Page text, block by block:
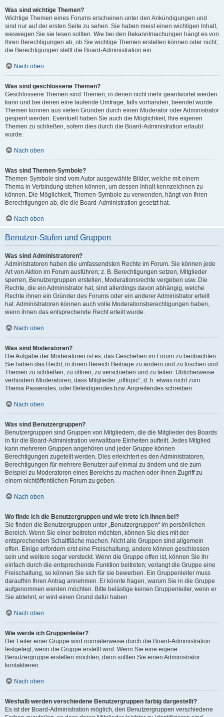
Was sind wichtige Themen?
Wichtige Themen eines Forums erscheinen unter den Ankündigungen und
sind nur auf der ersten Seite zu sehen. Sie haben meist einen wichtigen Inhalt,
weswegen Sie sie lesen sollten. Wie bei den Bekanntmachungen hängt es von
Ihren Berechtigungen ab, ob Sie wichtige Themen erstellen können oder nicht;
die Berechtigungen stellt die Board-Administration ein.
Nach oben
Was sind geschlossene Themen?
Geschlossene Themen sind Themen, in denen nicht mehr geantwortet werden
kann und bei denen eine laufende Umfrage, falls vorhanden, beendet wurde.
Themen können aus vielen Gründen durch einen Moderator oder Administrator
gesperrt werden. Eventuell haben Sie auch die Möglichkeit, Ihre eigenen
Themen zu schließen, sofern dies durch die Board-Administration erlaubt
wurde.
Nach oben
Was sind Themen-Symbole?
Themen-Symbole sind vom Autor ausgewählte Bilder, welche mit einem
Thema in Verbindung stehen können, um dessen Inhalt kennzeichnen zu
können. Die Möglichkeit, Themen-Symbole zu verwenden, hängt von Ihren
Berechtigungen ab, die die Board-Administration gesetzt hat.
Nach oben
Benutzer-Stufen und Gruppen
Was sind Administratoren?
Administratoren haben die umfassendsten Rechte im Forum. Sie können jede
Art von Aktion im Forum ausführen; z. B. Berechtigungen setzen, Mitglieder
sperren, Benutzergruppen erstellen, Moderationsrechte vergeben usw. Die
Rechte, die ein Administrator hat, sind allerdings davon abhängig, welche
Rechte ihnen ein Gründer des Forums oder ein anderer Administrator erteilt
hat. Administratoren können auch volle Moderationsberechtigungen haben,
wenn ihnen das entsprechende Recht erteilt wurde.
Nach oben
Was sind Moderatoren?
Die Aufgabe der Moderatoren ist es, das Geschehen im Forum zu beobachten.
Sie haben das Recht, in ihrem Bereich Beiträge zu ändern und zu löschen und
Themen zu schließen, zu öffnen, zu verschieben und zu teilen. Üblicherweise
verhindern Moderatoren, dass Mitglieder „offtopic“, d. h. etwas nicht zum
Thema Passendes, oder Beleidigendes bzw. Angreifendes schreiben.
Nach oben
Was sind Benutzergruppen?
Benutzergruppen sind Gruppen von Mitgliedern, die die Mitglieder des Boards
in für die Board-Administration verwaltbare Einheiten aufteilt. Jedes Mitglied
kann mehreren Gruppen angehören und jeder Gruppe können
Berechtigungen zugeteilt werden. Dies erleichtert es den Administratoren,
Berechtigungen für mehrere Benutzer auf einmal zu ändern und sie zum
Beispiel zu Moderatoren eines Bereichs zu machen oder ihnen Zugriff zu
einem nichtöffentlichen Forum zu geben.
Nach oben
Wo finde ich die Benutzergruppen und wie trete ich ihnen bei?
Sie finden die Benutzergruppen unter „Benutzergruppen“ im persönlichen
Bereich. Wenn Sie einer beitreten möchten, können Sie dies mit der
entsprechenden Schaltfläche machen. Nicht alle Gruppen sind allgemein
offen. Einige erfordern erst eine Freischaltung, andere können geschlossen
sein und weitere sogar versteckt. Wenn die Gruppe offen ist, können Sie ihr
einfach durch die entsprechende Funktion beitreten; verlangt die Gruppe eine
Freischaltung, so können Sie sich für sie bewerben. Ein Gruppenleiter muss
daraufhin Ihren Antrag annehmen. Er könnte fragen, warum Sie in die Gruppe
aufgenommen werden möchten. Bitte belästige keinen Gruppenleiter, wenn er
Sie ablehnt, er wird einen Grund dafür haben.
Nach oben
Wie werde ich Gruppenleiter?
Der Leiter einer Gruppe wird normalerweise durch die Board-Administration
festgelegt, wenn die Gruppe erstellt wird. Wenn Sie eine eigene
Benutzergruppe erstellen möchten, dann sollten Sie einen Administrator
kontaktieren.
Nach oben
Weshalb werden verschiedene Benutzergruppen farbig dargestellt?
Es ist der Board-Administration möglich, den Benutzergruppen verschiedene